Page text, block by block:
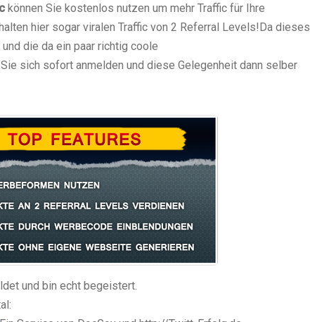
können Sie kostenlos nutzen um mehr Traffic für Ihre
hier sogar viralen Traffic von 2 Referral Levels!Da dieses
die da ein paar richtig coole
sich sofort anmelden und diese Gelegenheit dann selber
und bin echt begeistert.